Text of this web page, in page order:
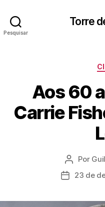
Pesquisar
Torre
Aos 60
Carrie
Autor
do
post
Por
Data23 de